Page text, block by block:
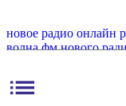
новое радио онлайн
волна фм нового
фм радио новое
list